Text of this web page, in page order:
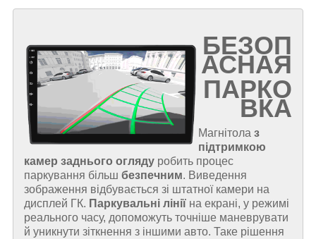
БЕЗОП
АСНАЯ
ПАРКО
ВКА
Магнітола з
підтримкою
камер заднього огляду робить процес
паркування більш безпечним. Виведення
зображення відбувається зі штатної камери на
дисплей ГК. Паркувальні лінії на екрані, у режимі
реального часу, допоможуть точніше маневрувати
й уникнути зіткнення з іншими авто. Таке рішення